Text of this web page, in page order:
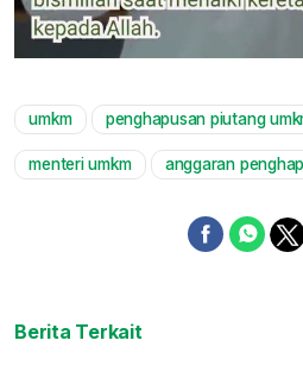
umkm penghapusan piutang
menteri umkm anggaran
Berita Terkait